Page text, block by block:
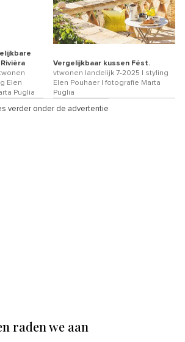
Elen
Puglia
Vergelijkbaar kussen Fést.
vtwonen landelijk 7-2025 | styling
Elen Pouhaer | fotografie Marta
Puglia
verder onder de advertentie
raden we aan